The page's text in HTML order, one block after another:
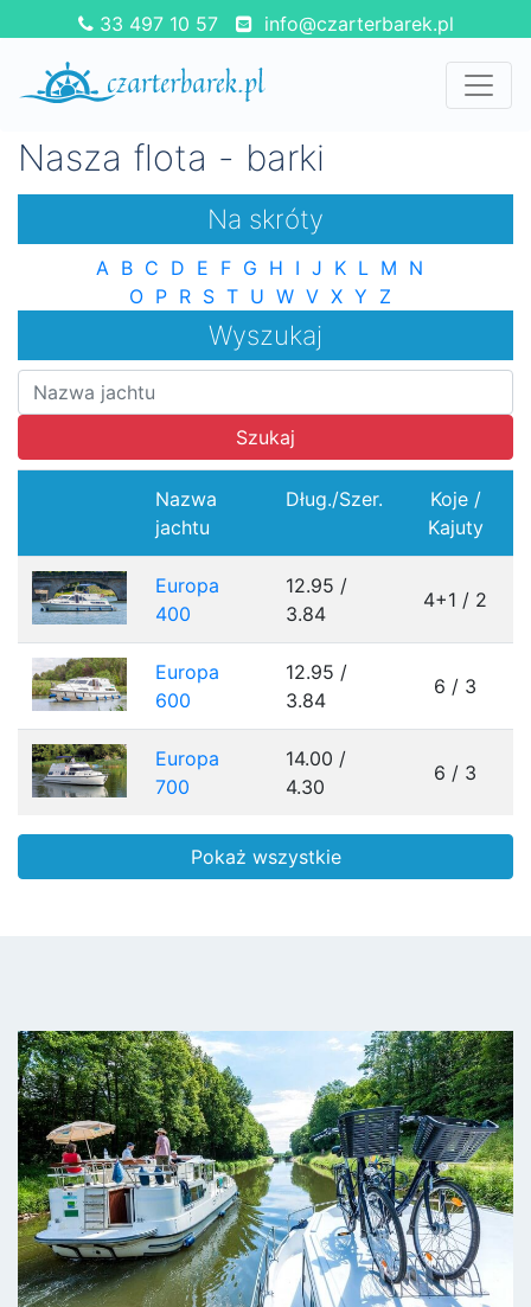
33 497 10 57 info@czarterbarek.pl
Nasza flota - barki
Na skróty
A B C D E F G H I J K L M N
O P R S T U W V X Y Z
Wyszukaj
Szukaj
Nazwa
jachtu
Dług./Szer.
Koje /
Kajuty
Europa
400
12.95 /
3.84
4+1 / 2
Europa
600
12.95 /
3.84
6 / 3
Europa
700
14.00 /
4.30
6 / 3
Pokaż wszystkie